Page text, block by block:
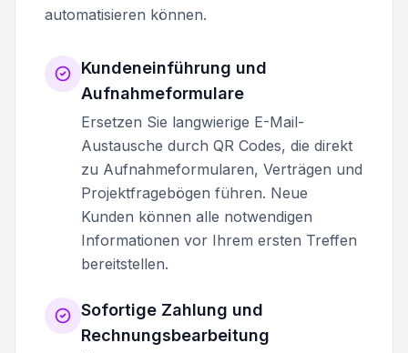
automatisieren können.
Kundeneinführung und
Aufnahmeformulare
Ersetzen Sie langwierige E-Mail-
Austausche durch QR Codes, die direkt
zu Aufnahmeformularen, Verträgen und
Projektfragebögen führen. Neue
Kunden können alle notwendigen
Informationen vor Ihrem ersten Treffen
bereitstellen.
Sofortige Zahlung und
Rechnungsbearbeitung